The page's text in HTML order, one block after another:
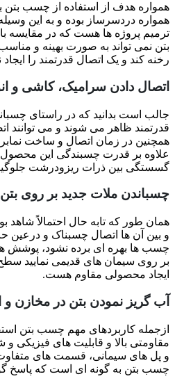
همواره هدف از استفاده از چسب
همواره دردسرساز بوده و به این
ترمیم پروژه ها هست که در مقایسه
بتن نمی تواند به صورت بهینه و
رخنه کند و یک اتصال قدرتمند را ایجاد
اتصال دادن سرامیک، کاشی و
جالب است بدانید که در راستای
قدرتمند ظاهر می شوند و می توانند
همچنین در زمان اتصال و ساخت
علاوه بر قدرت چسبندگی این محصول
گسستگی بین ذرات ریزودرشت
چسباندن ملات جدید بر روی
همان طور که تابه حال احتمالاً شاهد
و بین آن ها اتصال چسبناک و درعین
چسب ها بهره ای برده نشود، پوشش
بر روی سیمان های قدیمی نمایید
ایجاد محصولی مقاوم هست.
آب گریز نمودن بتن در مخازن
ازجمله کاربردهای مهم چسب بتن
مقاومتی بالا و قابلیت های فیزیکی
و پل های سیمانی، قسمت های متفاوت
چسب بتن به گونه ای است که پاسخ